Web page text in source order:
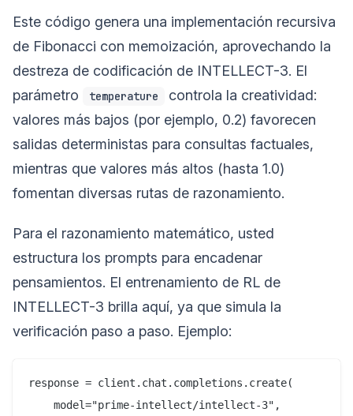
Este código genera una implementación recursiva
de Fibonacci con memoización, aprovechando la
destreza de codificación de INTELLECT-3. El
parámetro
temperature
controla la creatividad:
valores más bajos (por ejemplo, 0.2) favorecen
salidas deterministas para consultas factuales,
mientras que valores más altos (hasta 1.0)
fomentan diversas rutas de razonamiento.
Para el razonamiento matemático, usted
estructura los prompts para encadenar
pensamientos. El entrenamiento de RL de
INTELLECT-3 brilla aquí, ya que simula la
verificación paso a paso. Ejemplo:
response = client.chat.completions.create(
    model="prime-intellect/intellect-3",